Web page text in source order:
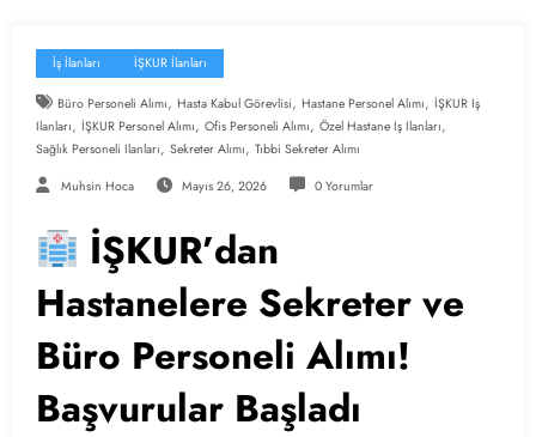
İş İlanları İŞKUR İlanları
Büro Personeli Alımı, Hasta Kabul Görevlisi, Hastane Personel Alımı, İŞKUR Iş
Ilanları, İŞKUR Personel Alımı, Ofis Personeli Alımı, Özel Hastane Iş Ilanları,
Sağlık Personeli Ilanları, Sekreter Alımı, Tıbbi Sekreter Alımı
Muhsin Hoca Mayıs 26, 2026 0 Yorumlar
İŞKUR’dan
Hastanelere Sekreter ve
Büro Personeli Alımı!
Başvurular Başladı